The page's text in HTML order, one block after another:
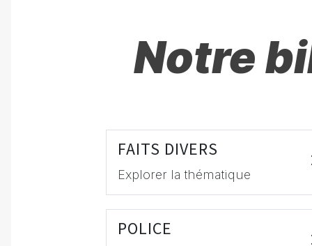
Notre
FAITS DIVERS
Explorer la thématique
POLICE